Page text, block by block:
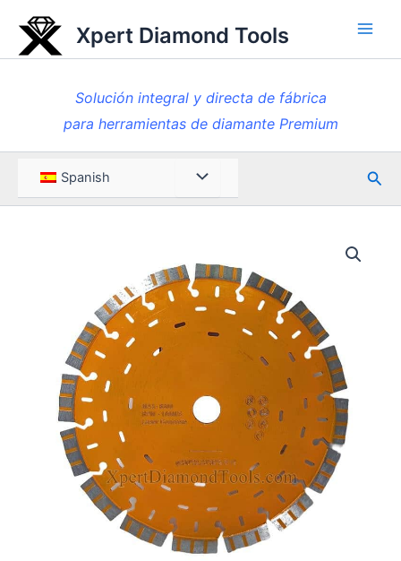
contenido
Xpert Diamond Tools
Solución integral y directa de fábrica
para herramientas de diamante Premium
Spanish Menú